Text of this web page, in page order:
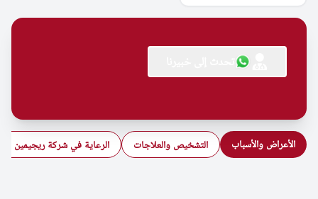
الأعراض والأسباب التشخيص والعلاجات الرعاية في شركة ريجيمين